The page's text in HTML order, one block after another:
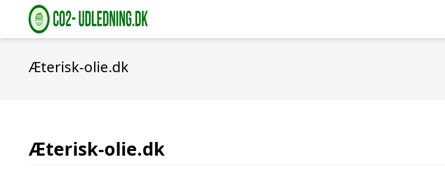
Æterisk-olie.dk
Æterisk-olie.dk